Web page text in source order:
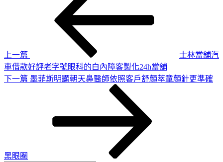
上一篇
士林當舖汽
車借款好評老字號眼科的白內障客製化24h當舖
下
下一篇 墨菲斯明顯朝天鼻醫師依照客戶舒顏萃童顏針更準確
黑眼圈